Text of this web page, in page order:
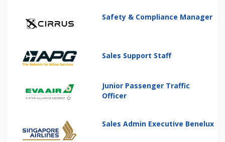
Safety & Compliance Manager
Sales Support Staff
Junior Passenger Traffic
Officer
Sales Admin Executive Benelux